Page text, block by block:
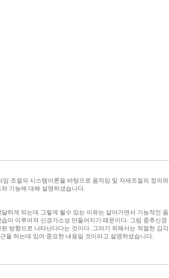
조절의 시스템이론을 바탕으로 움직임 및 자세조절의 정의와
기능에 대해 설명하셨습니다.
하게 되는데 그렇게 될수 있는 이유는 살아가면서 기능적인 움
이 이루어져 신경가소성 만들어지기 때문이다. 그럼 중추신경
방향으로 나타난다다는 것이다. 그러기 위해서는 적절한 감각
을 하는데 있어 중요한 내용일 것이라고 설명하셨습니다.